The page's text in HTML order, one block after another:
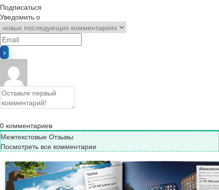
Подписаться
Уведомить о
0 комментариев
Межтекстовые Отзывы
Посмотреть все комментарии